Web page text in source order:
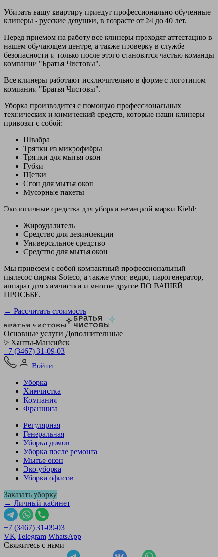
Убирать вашу квартиру приедут профессионально обученные
клинеры - русские девушки, в возрасте от 24 до 40 лет.
Перед приемом на работу все клинеры проходят аттестацию в
нашем обучающем центре, а также проверку в службе
безопасности и только после этого становятся частью команды
компании "Братья Чистовы".
Все клинеры работают исключительно в форме с логотипом
компании "Братья Чистовы".
Уборка производится с помощью профессиональных
технических и химический средств, которые наши клинеры
привозят с собой:
Швабра
Тряпки из микрофибры
Тряпки для мытья окон
Губки
Щетки
Сгон для мытья окон
Мусорные пакеты
Экологичные средства для уборки немецкой марки Kiehl:
Жироудалитель
Средство для дезинфекции
Универсальное средство
Средство для мытья окон
Мы привезем с собой компактный профессиональный
пылесос фирмы Soteco, а также утюг, ведро, парогенератор,
аппарат для химчистки и многое другое ПО ВАШЕЙ
ПРОСЬБЕ.
→ Рассчитать стоимость
Основные услуги Дополнительные
Ханты-Мансийск
+7 (3467) 31-09-03
Войти
Уборка
Химчистка
Компания
Франшиза
Регулярная
Генеральная
Уборка домов
Уборка после ремонта
Мытье окон
Эко-уборка
Уборка офисов
Заказать уборку
→ Личный кабинет
+7 (3467) 31-09-03
VK Telegram WhatsApp
Свяжитесь с нами